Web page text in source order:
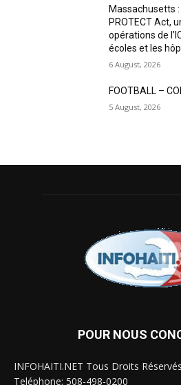
Massachusetts
PROTECT Act,
opérations de
écoles et les
6 August, 2026
FOOTBALL –
5 August, 2026
POUR NOUS
INFOHAITI.NET Tous Droits Réservés
Teléphone: 508-498-0200